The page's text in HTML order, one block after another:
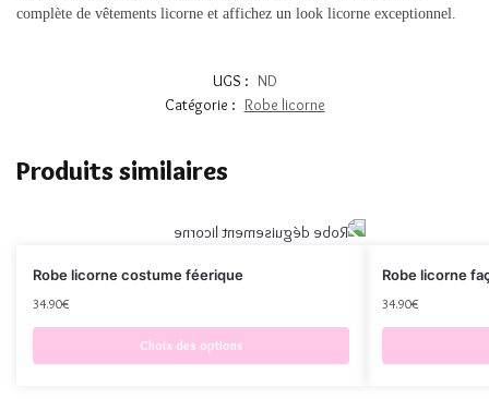
complète de vêtements licorne et affichez un look licorne exceptionnel.
UGS : ND
Catégorie : Robe licorne
Produits similaires
Robe licorne costume féerique
34.90€
Choix des options
Robe licorne
34.90€